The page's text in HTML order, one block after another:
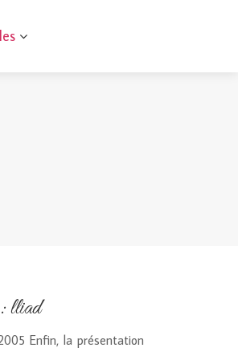
lliad
Enfin, la présentation